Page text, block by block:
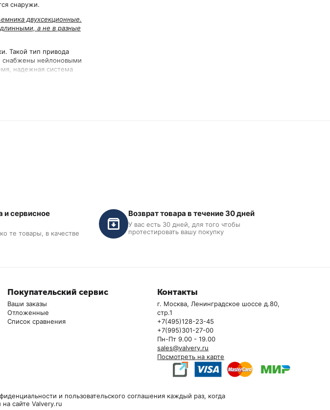
снаружи.
двухсекционные.
а не в разные
Такой тип привода
снабжены нейлоновыми
надежная система
2826 мм и позволяет
нейлоновых ползунов
и сервисное
те товары, в качестве
Возврат товара в течение 30 дней
У вас есть 30 дней, для того чтобы
протестировать вашу покупку
Покупательский сервис
Ваши заказы
Отложенные
Список сравнения
Контакты
г. Москва, Ленинградское шоссе д.80,
стр.1
+7(495)128-23-45
+7(995)301-27-00
Пн-Пт 9.00 - 19.00
sales@valvery.ru
Посмотреть на карте
и пользовательского соглашения каждый раз, когда
сайте Valvery.ru